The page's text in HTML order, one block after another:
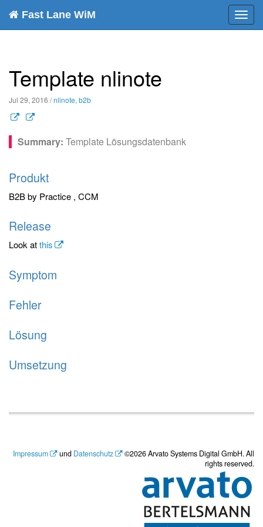
Fast Lane WiM
Template nlinote
Jul 29, 2016 /nlinote, b2b
Template Lösungsdatenbank
Produkt
B2B by Practice , CCM
Release
Look atthis
Symptom
Fehler
Lösung
Umsetzung
Impressum und Datenschutz
©2026 Arvato Systems Digital GmbH. All
rights reserved.